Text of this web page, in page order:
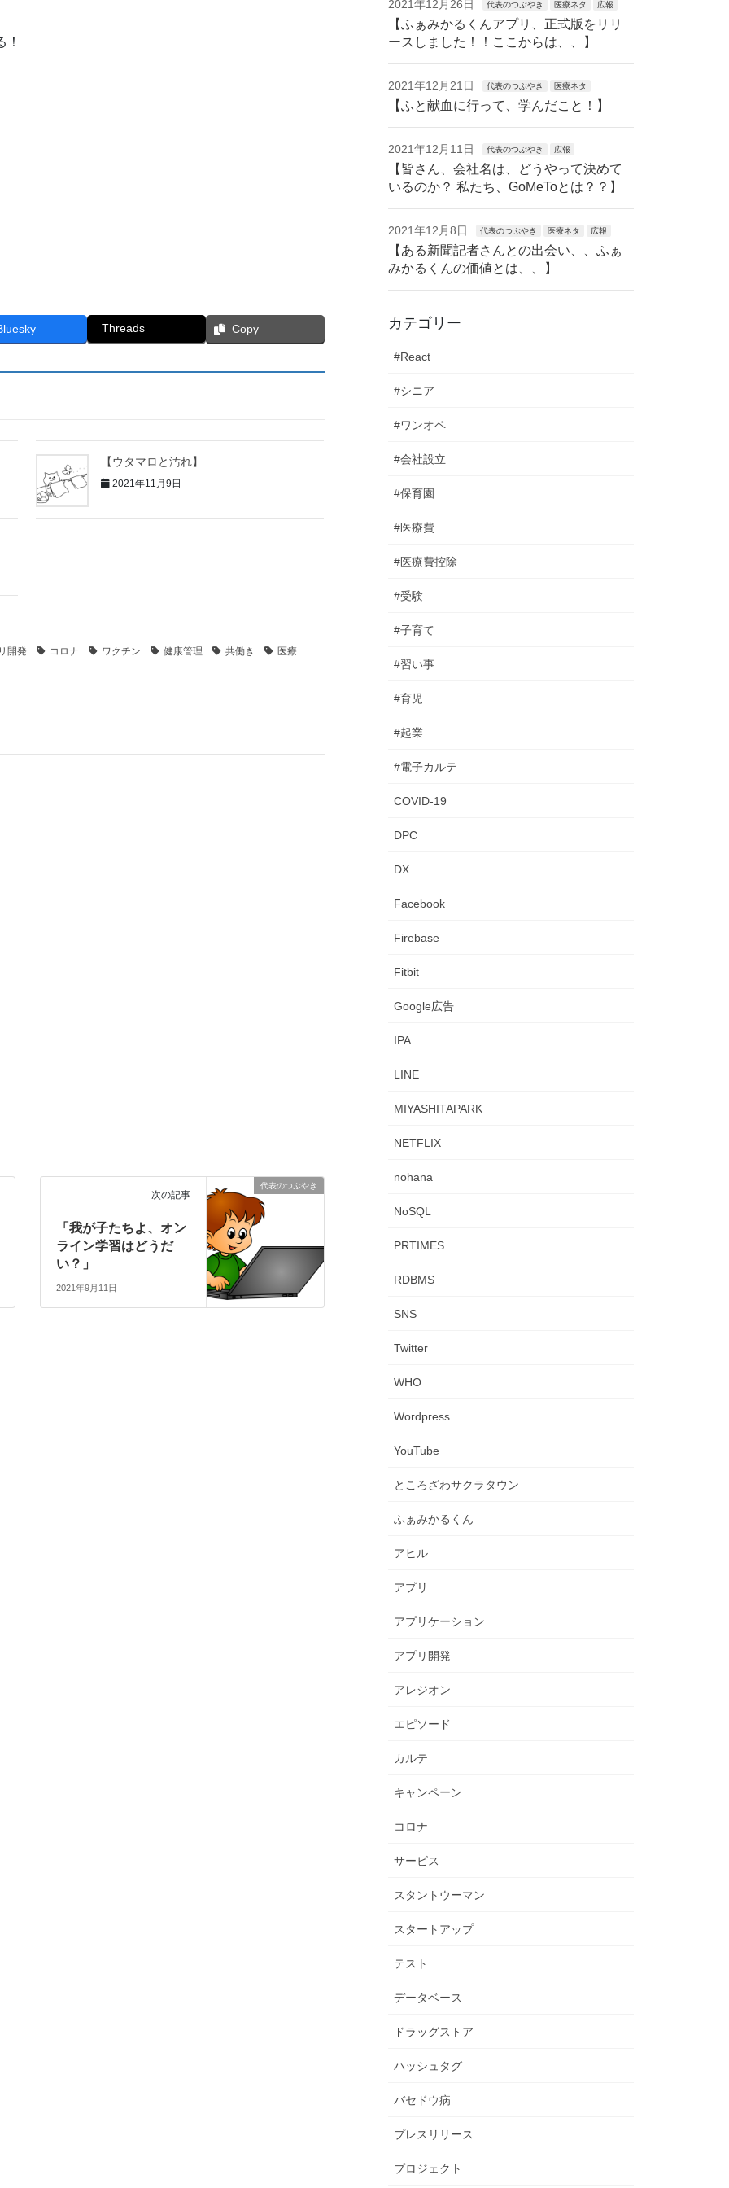
Threads Copy
【ウタマロと汚れ】
2021年11月9日
開発 コロナ ワクチン 健康管理 共働き
医療
代表のつぶやき
次の記事
「我が子たちよ、オン
ライン学習はどうだ
い？」
2021年9月11日
2021年12月26日 代表のつぶやき 医療ネタ 広報
【ふぁみかるくんアプリ、正式版をリリ
ースしました！！ここからは、、】
2021年12月21日 代表のつぶやき 医療ネタ
【ふと献血に行って、学んだこと！】
2021年12月11日 代表のつぶやき 広報
【皆さん、会社名は、どうやって決めて
いるのか？ 私たち、GoMeToとは？？】
2021年12月8日 代表のつぶやき 医療ネタ 広報
【ある新聞記者さんとの出会い、、ふぁ
みかるくんの価値とは、、】
カテゴリー
#React
#シニア
#ワンオペ
#会社設立
#保育園
#医療費
#医療費控除
#受験
#子育て
#習い事
#育児
#起業
#電子カルテ
COVID-19
DPC
DX
Facebook
Firebase
Fitbit
Google広告
IPA
LINE
MIYASHITAPARK
NETFLIX
nohana
NoSQL
PRTIMES
RDBMS
SNS
Twitter
WHO
Wordpress
YouTube
ところざわサクラタウン
ふぁみかるくん
アヒル
アプリ
アプリケーション
アプリ開発
アレジオン
エピソード
カルテ
キャンペーン
コロナ
サービス
スタントウーマン
スタートアップ
テスト
データベース
ドラッグストア
ハッシュタグ
バセドウ病
プレスリリース
プロジェクト